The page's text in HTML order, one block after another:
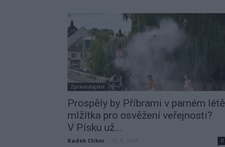
Zpravodajství
Prospěly by Příbrami v parném létě
mlžítka pro osvěžení veřejnosti?
V Písku už...
Radek Ctibor 0